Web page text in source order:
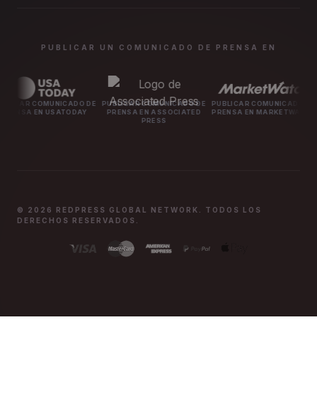
PUBLICAR UN COMUNICADO DE PRENSA EN
DE
PUBLICAR COMUNICADO DE
PRENSA EN ASSOCIATED
PUBLICAR COMUNICADO DE
PRENSA EN MARKETWATCH
PUBLICAR
PRENSA
© 2026 REDPRESS GLOBAL NETWORK. TODOS LOS
DERECHOS RESERVADOS.